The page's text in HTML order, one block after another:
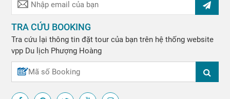
TRA CỨU BOOKING
Tra cứu lại thông tin đặt tour của bạn trên hệ thống website
vpp Du lịch Phượng Hoàng